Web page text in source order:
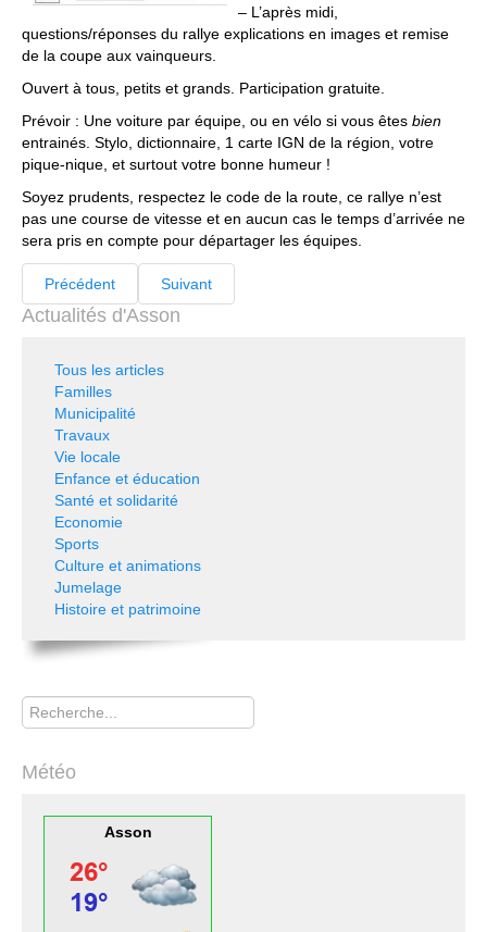
– L’après midi,
questions/réponses du rallye explications en images et remise
de la coupe aux vainqueurs.
Ouvert à tous, petits et grands. Participation gratuite.
Prévoir : Une voiture par équipe, ou en vélo si vous êtes bien
entrainés. Stylo, dictionnaire, 1 carte IGN de la région, votre
pique-nique, et surtout votre bonne humeur !
Soyez prudents, respectez le code de la route, ce rallye n’est
pas une course de vitesse et en aucun cas le temps d’arrivée ne
sera pris en compte pour départager les équipes.
Précédent Suivant
Actualités d'Asson
Tous les articles
Familles
Municipalité
Travaux
Vie locale
Enfance et éducation
Santé et solidarité
Economie
Sports
Culture et animations
Jumelage
Histoire et patrimoine
Rechercher
Météo
Asson